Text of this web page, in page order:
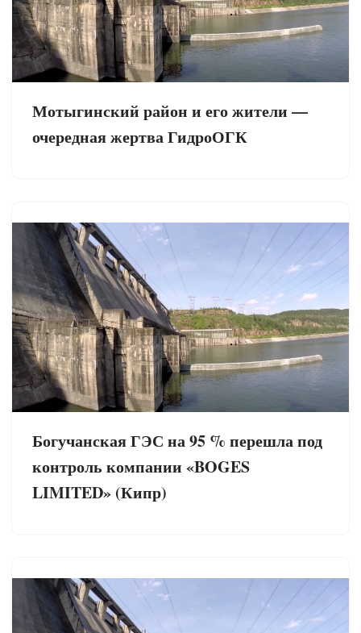
Мотыгинский район и его жители —
очередная жертва ГидроОГК
Богучанская ГЭС на 95 % перешла под
контроль компании «BOGES
LIMITED» (Кипр)